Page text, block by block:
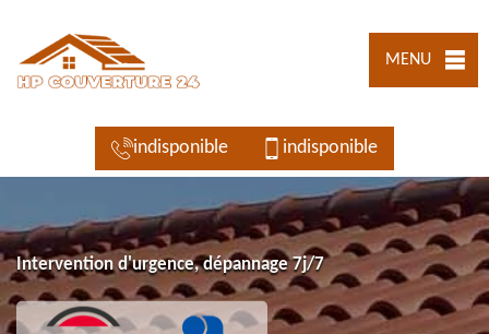
MENU
indisponible indisponible
Intervention d'urgence, dépannage 7j/7